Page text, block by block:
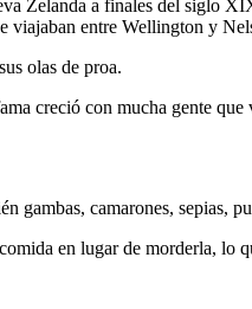
Zelanda a finales del siglo
viajaban entre Wellington y
olas de proa.
creció con mucha gente que
gambas, camarones, sepias,
en lugar de morderla, lo